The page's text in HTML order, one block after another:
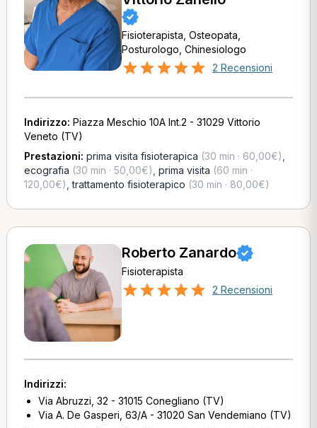
Fisioterapista, Osteopata,
Posturologo, Chinesiologo
2 Recensioni
Indirizzo: Piazza Meschio 10A Int.2 - 31029 Vittorio
Veneto (TV)
Prestazioni: prima visita fisioterapica (30 min · 60,00€)
ecografia (30 min · 50,00€) prima visita (60 min ·
120,00€) ,trattamento fisioterapico (30 min · 80,00€)
Roberto Zanardo
Fisioterapista
2 Recensioni
Indirizzi:
Via Abruzzi, 32 - 31015 Conegliano (TV)
Via A. De Gasperi, 63/A - 31020 San Vendemiano (TV)